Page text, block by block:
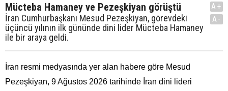
Mücteba Hamaney ve Pezeşkiyan görüştü
İran Cumhurbaşkanı Mesud Pezeşkiyan, görevdeki
üçüncü yılının ilk gününde dini lider Mücteba Hamaney
ile bir araya geldi.
A+
A-
İran resmi medyasında yer alan habere göre Mesud
Pezeşkiyan, 9 Ağustos 2026 tarihinde İran dini lideri